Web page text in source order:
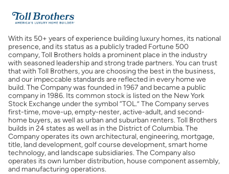
Obtener mi puntaje de crédito
Calcular mi hipoteca
Obtener Aprobación Previa
Preparar mi casa para la venta
Seguro de propietarios
With its 50+ years of experience building luxury homes, its national
presence, and its status as a publicly traded Fortune 500
company, Toll Brothers holds a prominent place in the industry
with seasoned leadership and strong trade partners. You can trust
that with Toll Brothers, you are choosing the best in the business,
and our impeccable standards are reflected in every home we
build. The Company was founded in 1967 and became a public
company in 1986. Its common stock is listed on the New York
Stock Exchange under the symbol “TOL.” The Company serves
first-time, move-up, empty-nester, active-adult, and second-
home buyers, as well as urban and suburban renters. Toll Brothers
builds in 24 states as well as in the District of Columbia. The
Company operates its own architectural, engineering, mortgage,
title, land development, golf course development, smart home
technology, and landscape subsidiaries. The Company also
operates its own lumber distribution, house component assembly,
and manufacturing operations.